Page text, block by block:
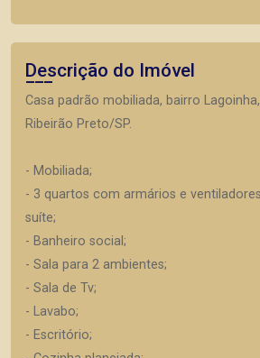
Descrição do Imóvel
Casa padrão mobiliada, bairro
Ribeirão Preto/SP.
- Mobiliada;
- 3 quartos com armários e
suíte;
- Banheiro social;
- Sala para 2 ambientes;
- Sala de Tv;
- Lavabo;
- Escritório;